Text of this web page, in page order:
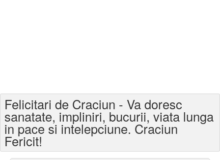
Felicitari varsta
Felicitari zilele anului
Felicitari zile saptamana
Felicitari de Craciun - Va doresc
sanatate, impliniri, bucurii, viata lunga
in pace si intelepciune. Craciun
Fericit!